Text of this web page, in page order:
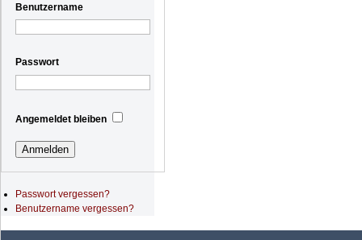
Benutzername
Passwort
Angemeldet bleiben
Passwort vergessen?
Benutzername vergessen?